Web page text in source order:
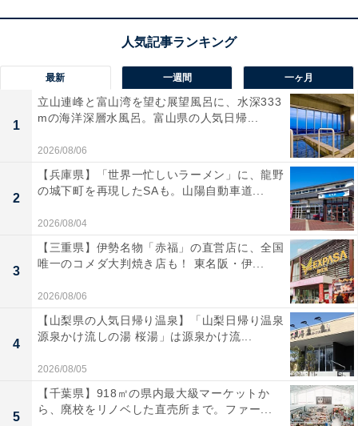
最新 一週間 一ヶ月
1
立山連峰と富山湾を望む展望風呂に、水深333
mの海洋深層水風呂。富山県の人気日帰...
2026/08/06
2
【兵庫県】「世界一忙しいラーメン」に、龍野
の城下町を再現したSAも。山陽自動車道...
2026/08/04
3
【三重県】伊勢名物「赤福」の直営店に、全国
唯一のコメダ大判焼き店も！ 東名阪・伊...
2026/08/06
4
【山梨県の人気日帰り温泉】「山梨日帰り温泉
源泉かけ流しの湯 桜湯」は源泉かけ流...
2026/08/05
5
【千葉県】918㎡の県内最大級マーケットか
ら、廃校をリノベした直売所まで。ファー...